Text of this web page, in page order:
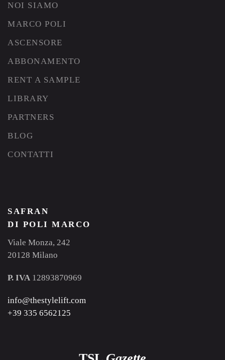
NOI SIAMO
MARCO POLI
ASCENSORE
ABBONAMENTO
RENT A SAMPLE
LIBRARY
PARTNERS
BLOG
CONTATTI
SAFRAN
DI POLI MARCO
Viale Monza, 242
20128 Milano
P. IVA 12893870969
info@thestylelift.com
+39 335 6562125